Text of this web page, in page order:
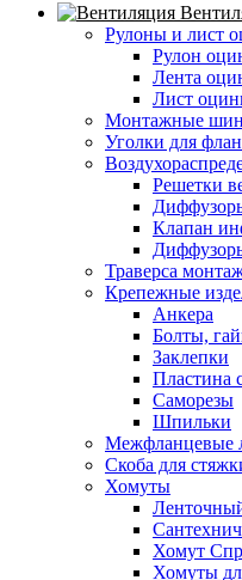
Рулоны и лист
Рулон
Лента
Лист
Монтажные
Уголки для
Решетки
Клапан
Траверса
Крепежные
Анкера
Болты,
Заклепки
Пластина
Саморезы
Шпильки
Межфланцевые
Скоба для
Хомуты
Хомут
Хомуты